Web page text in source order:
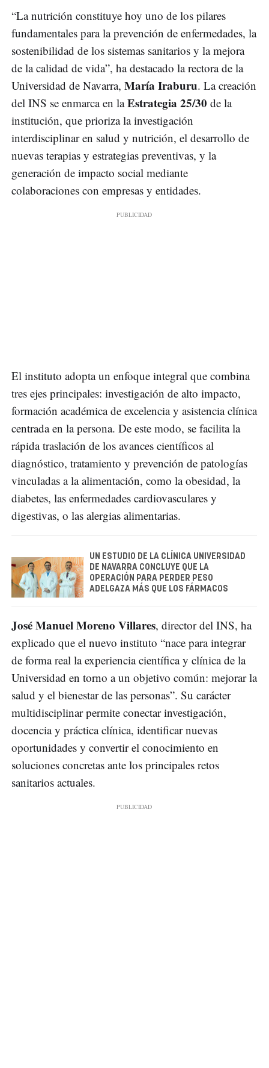
“La nutrición constituye hoy uno de los pilares
fundamentales para la prevención de enfermedades, la
sostenibilidad de los sistemas sanitarios y la mejora
de la calidad de vida”, ha destacado la rectora de la
Universidad de Navarra, María Iraburu. La creación
del INS se enmarca en laEstrategia 25/30 de la
institución, que prioriza la investigación
interdisciplinar en salud y nutrición, el desarrollo de
nuevas terapias y estrategias preventivas, y la
generación de impacto social mediante
colaboraciones con empresas y entidades.
El instituto adopta un enfoque integral que combina
tres ejes principales: investigación de alto impacto,
formación académica de excelencia y asistencia clínica
centrada en la persona. De este modo, se facilita la
rápida traslación de los avances científicos al
diagnóstico, tratamiento y prevención de patologías
vinculadas a la alimentación, como la obesidad, la
diabetes, las enfermedades cardiovasculares y
digestivas, o las alergias alimentarias.
UN ESTUDIO DE LA CLÍNICA UNIVERSIDAD
DE NAVARRA CONCLUYE QUE LA
OPERACIÓN PARA PERDER PESO
ADELGAZA MÁS QUE LOS FÁRMACOS
José Manuel Moreno Villares, director del INS, ha
explicado que el nuevo instituto “nace para integrar
de forma real la experiencia científica y clínica de la
Universidad en torno a un objetivo común: mejorar la
salud y el bienestar de las personas”. Su carácter
multidisciplinar permite conectar investigación,
docencia y práctica clínica, identificar nuevas
oportunidades y convertir el conocimiento en
soluciones concretas ante los principales retos
sanitarios actuales.